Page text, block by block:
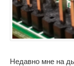
Недавно мне на